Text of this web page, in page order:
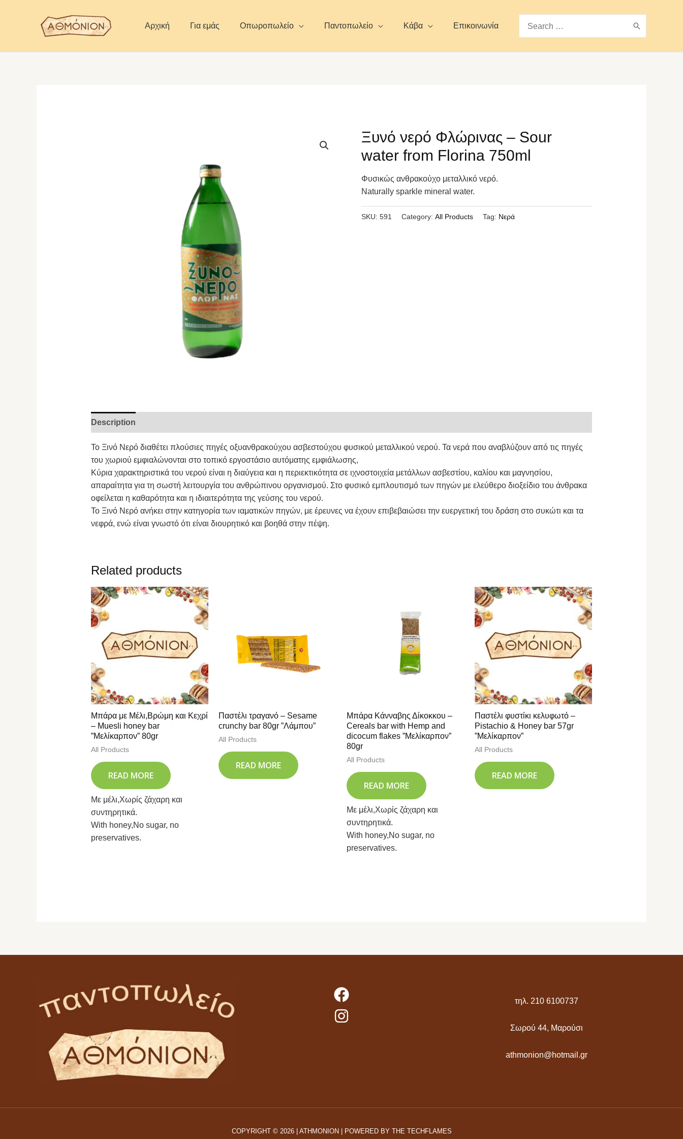
Αρχική Για εμάς Οπωροπωλείο Παντοπωλείο Κάβα Επικοινωνία
for:
Ξυνό νερό Φλώρινας – Sour
water from Florina 750ml
Φυσικώς ανθρακούχο μεταλλικό νερό.
Naturally sparkle mineral water.
SKU:591 Category:All Products Tag: Νερά
Description
Το Ξινό Νερό διαθέτει πλούσιες πηγές οξυανθρακούχου ασβεστούχου φυσικού μεταλλικού νερού. Τα νερά που αναβλύζουν από τις πηγές
του χωριού εμφιαλώνονται στο τοπικό εργοστάσιο αυτόματης εμφιάλωσης,
Κύρια χαρακτηριστικά του νερού είναι η διαύγεια και η περιεκτικότητα σε ιχνοστοιχεία μετάλλων ασβεστίου, καλίου και μαγνησίου,
απαραίτητα για τη σωστή λειτουργία του ανθρώπινου οργανισμού. Στο φυσικό εμπλουτισμό των πηγών με ελεύθερο διοξείδιο του άνθρακα
οφείλεται η καθαρότητα και η ιδιαιτερότητα της γεύσης του νερού.
Το Ξινό Νερό ανήκει στην κατηγορία των ιαματικών πηγών, με έρευνες να έχουν επιβεβαιώσει την ευεργετική του δράση στο συκώτι και τα
νεφρά, ενώ είναι γνωστό ότι είναι διουρητικό και βοηθά στην πέψη.
Related products
Μπάρα με Μέλι,Βρώμη και Κεχρί
– Muesli honey bar
”Μελίκαρπον” 80gr
All Products
READ MORE
Με μέλι,Χωρίς ζάχαρη και
συντηρητικά.
With honey,No sugar, no
preservatives.
Παστέλι τραγανό – Sesame
crunchy bar 80gr ”Λάμπου”
All Products
READ MORE
Μπάρα Κάνναβης Δίκοκκου –
Cereals bar with Hemp and
dicocum flakes ”Μελίκαρπον”
80gr
All Products
READ MORE
Με μέλι,Χωρίς ζάχαρη και
συντηρητικά.
With honey,No sugar, no
preservatives.
Παστέλι φυστίκι κελυφωτό –
Pistachio & Honey bar 57gr
”Μελίκαρπον”
All Products
READ MORE
τηλ. 210 6100737
Σωρού 44, Μαρούσι
athmonion@hotmail.gr
COPYRIGHT © 2026 | ATHMONION | POWERED BY THE TECHFLAMES